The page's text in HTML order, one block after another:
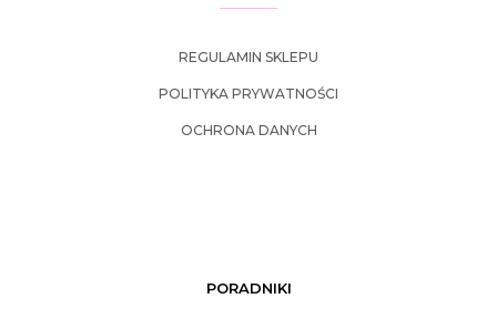
REGULAMIN SKLEPU
POLITYKA PRYWATNOŚCI
OCHRONA DANYCH
PORADNIKI